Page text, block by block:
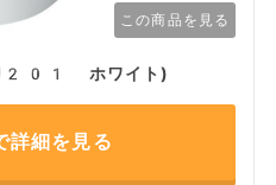
この商品を見る
ホワイト)
細を見る